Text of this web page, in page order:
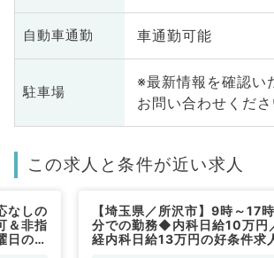
自動車通勤 車通勤可能
駐車場
※最新情報を確認い
お問い合わせくださ
この求人と条件が近い求人
なしの
＆非指
日のう
【埼玉県／所沢市】9時～17
分での勤務◆内科日給10万円
経内科日給13万円の好条件求